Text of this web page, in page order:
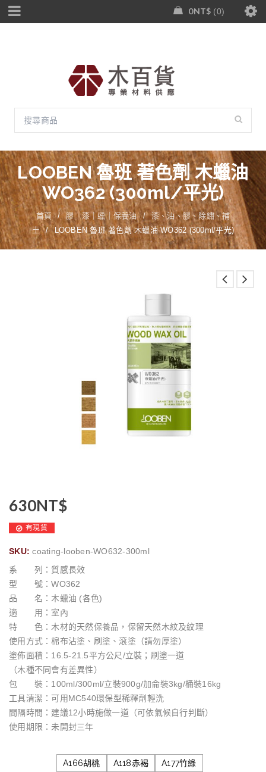
0NT$ 0
LOOBEN 魯班 著色劑 木蠟油
WO362 (300ml/平光)
首頁 / 膠｜漆｜蠟｜保養油 /
漆、油、膠、除鏽、補
土
/ LOOBEN 魯班 著色劑 木蠟油 WO362 (300ml/平光)
630NT$
有現貨
SKU:coating-looben-WO632-300ml
系 列：質感長效
型 號：WO362
品 名：木蠟油 (各色)
適 用：室內
特 色：木材的天然保養品，保留天然木紋及紋理
使用方式：棉布沾塗、刷塗、滾塗（請勿厚塗）
塗佈面積：16.5-21.5平方公尺/立裝；刷塗一道
（木種不同會有差異性）
包 裝：100ml/300ml/立裝900g/加侖裝3kg/桶裝16kg
工具清潔：可用MC540環保型稀釋劑輕洗
間隔時間：建議12小時施做一道（可依氣候自行判斷）
使用期限：未開封三年
A166胡桃 A118赤褐
A177竹綠